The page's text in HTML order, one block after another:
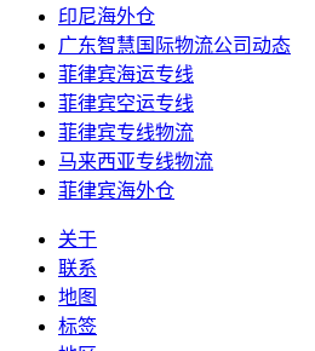
印尼海外仓
广东智慧国际物流公司动态
菲律宾海运专线
菲律宾空运专线
菲律宾专线物流
马来西亚专线物流
菲律宾海外仓
关于
联系
地图
标签